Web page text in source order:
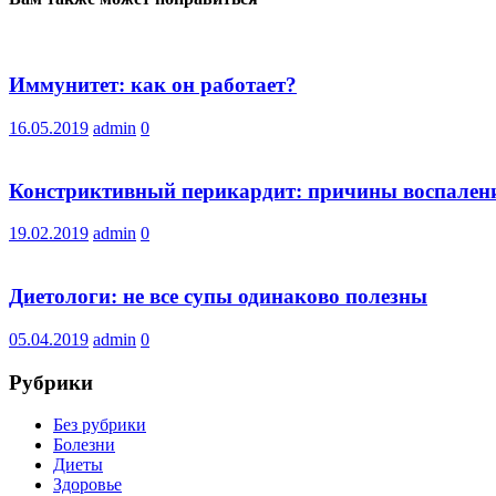
Иммунитет: как он работает?
16.05.2019 admin 0
Констриктивный перикардит: причины
19.02.2019 admin 0
Диетологи: не все супы одинаково полезны
05.04.2019 admin 0
Рубрики
Без рубрики
Болезни
Диеты
Здоровье